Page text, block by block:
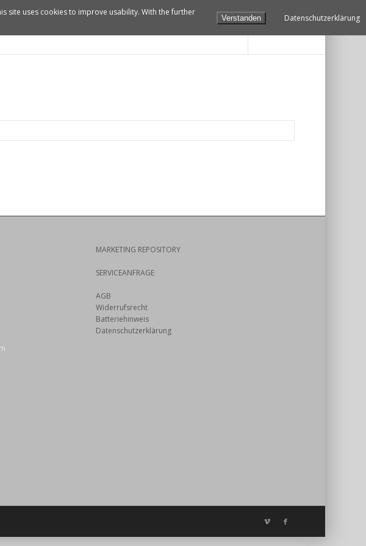
MARKETING REPOSITORY
SERVICEANFRAGE
AGB
Widerrufsrecht
Batteriehinweis
Datenschutzerklärung
site uses cookies to improve usability. With the further
Verstanden Datenschutzerklärung